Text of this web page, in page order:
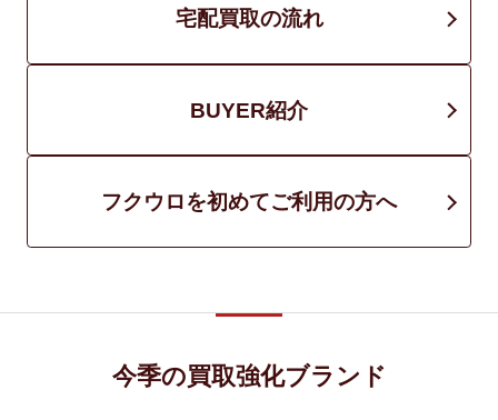
宅配買取の流れ
BUYER紹介
フクウロを初めてご利用の方へ
今季の買取強化ブランド